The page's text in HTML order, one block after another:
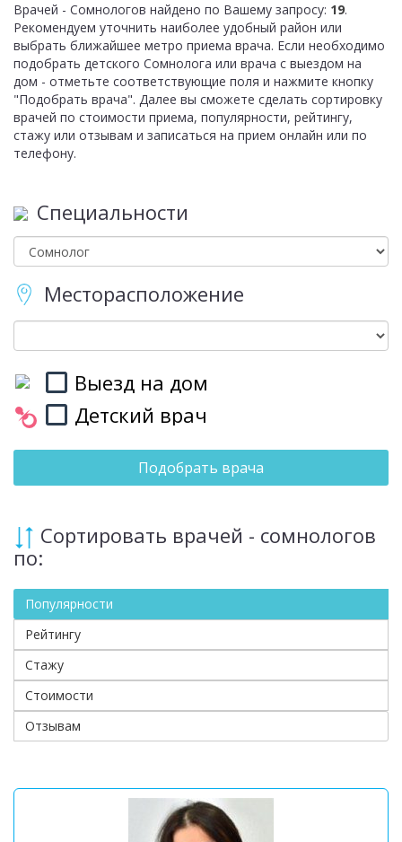
Врачей - Сомнологов найдено по Вашему запросу: 19.
Рекомендуем уточнить наиболее удобный район или
выбрать ближайшее метро приема врача. Если необходимо
подобрать детского Сомнолога или врача с выездом на
дом - отметьте соответствующие поля и нажмите кнопку
"Подобрать врача". Далее вы сможете сделать сортировку
врачей по стоимости приема, популярности, рейтингу,
стажу или отзывам и записаться на прием онлайн или по
телефону.
Специальности
Месторасположение
Выезд на дом
Детский врач
Подобрать врача
Сортировать врачей - сомнологов
по:
Популярности
Рейтингу
Стажу
Стоимости
Отзывам